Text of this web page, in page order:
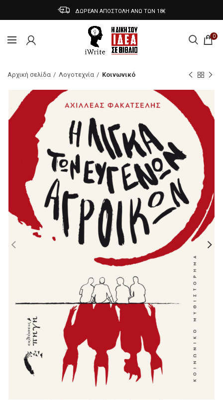
ΔΩΡΕΑΝ ΑΠΟΣΤΟΛΗ ΑΝΩ ΤΩΝ 18€
0
Αρχική σελίδα Λογοτεχνία Κοινωνικό